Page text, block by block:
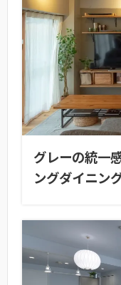
グレーの統一
ングダイニン